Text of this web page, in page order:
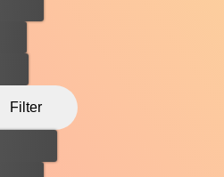
Filter